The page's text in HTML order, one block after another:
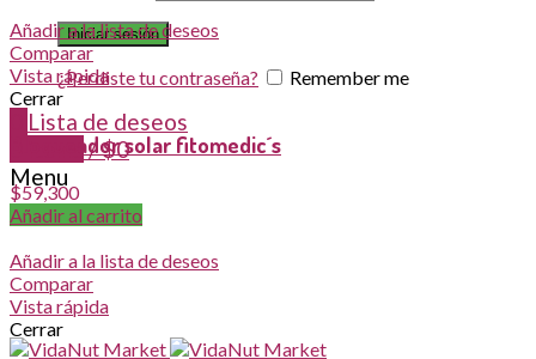
Iniciar sesión
¿Perdiste tu contraseña? Remember me
Lista de deseos
/$0
Menu
Añadir a la lista de deseos
Comparar
Vista rápida
Cerrar
Bloqueador solar fitomedic´s
$59,300
Añadir al carrito
Añadir a la lista de deseos
Comparar
Vista rápida
Cerrar